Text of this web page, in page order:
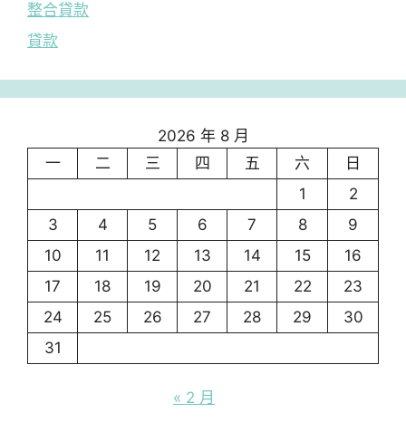
整合貸款
貸款
2026 年 8 月
一
二 三 四 五 六
日
1
2
3
4 5 6 7 8
9
10
11 12 13 14 15
16
17
18 19 20 21 22
23
24
25 26 27 28 29
30
31
« 2 月